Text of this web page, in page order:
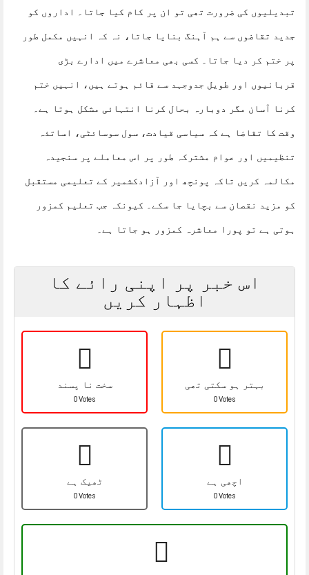
تبدیلیوں کی ضرورت تھی تو ان پر کام کیا جاتا۔ اداروں کو
جدید تقاضوں سے ہم آہنگ بنایا جاتا، نہ کہ انہیں مکمل طور
پر ختم کر دیا جاتا۔ کسی بھی معاشرے میں ادارے بڑی
قربانیوں اور طویل جدوجہد سے قائم ہوتے ہیں، انہیں ختم
کرنا آسان مگر دوبارہ بحال کرنا انتہائی مشکل ہوتا ہے۔
وقت کا تقاضا ہے کہ سیاسی قیادت، سول سوسائٹی، اساتذہ
تنظیمیں اور عوام مشترکہ طور پر اس معاملے پر سنجیدہ
مکالمہ کریں تاکہ پونچھ اور آزادکشمیر کے تعلیمی مستقبل
کو مزید نقصان سے بچایا جا سکے۔ کیونکہ جب تعلیم کمزور
ہوتی ہے تو پورا معاشرہ کمزور ہو جاتا ہے۔
اس خبر پر اپنی رائے کا
اظہار کریں
سخت نا پسند
0 Votes
بہتر ہو سکتی تھی
0 Votes
ٹھیک ہے
0 Votes
اچھی ہے
0 Votes